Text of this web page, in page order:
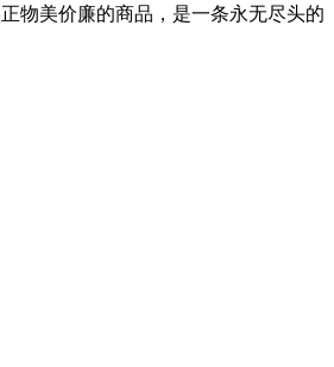
物美价廉的商品，是一条永无尽头的